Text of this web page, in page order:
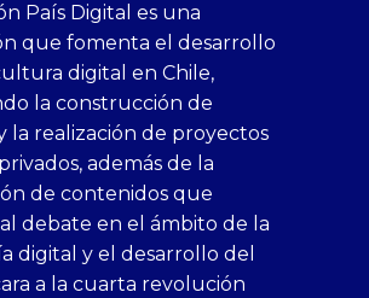
País Digital es una
que fomenta el desarrollo
digital en Chile,
la construcción de
la realización de proyectos
además de la
de contenidos que
debate en el ámbito de la
digital y el desarrollo del
a la cuarta revolución